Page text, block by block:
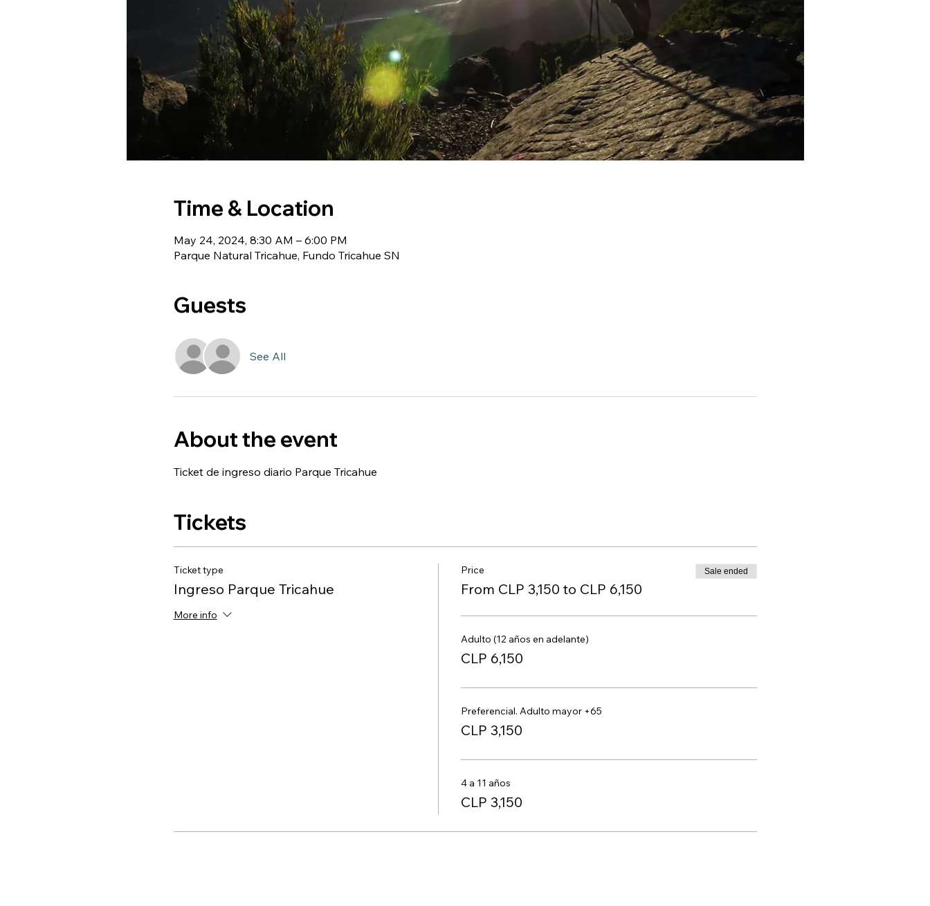
Time & Location
May 24, 2024, 8:30 AM – 6:00 PM
Parque Natural Tricahue, Fundo Tricahue SN
Guests
See All
About the event
Ticket de ingreso diario Parque Tricahue
Tickets
Ticket type
Ingreso Parque Tricahue
More info
Price
From CLP 3,150 to CLP 6,150
Sale ended
Adulto (12 años en adelante)
CLP 6,150
Preferencial. Adulto mayor +65
CLP 3,150
4 a 11 años
CLP 3,150